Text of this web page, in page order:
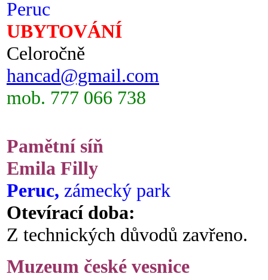
Peruc
UBYTOVÁNÍ
Celoročně
hancad@gmail.com
mob. 777 066 738
Pamětní síň
Emila Filly
Peruc, zámecký park
Otevírací doba:
Z technických důvodů zavřeno.
Muzeum české vesnice